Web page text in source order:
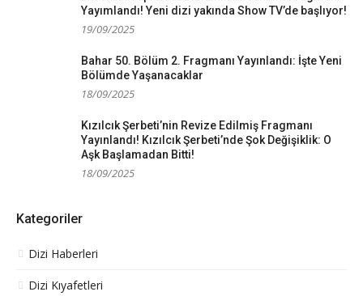
Yayımlandı! Yeni dizi yakında Show TV’de başlıyor!
19/09/2025
Bahar 50. Bölüm 2. Fragmanı Yayınlandı: İşte Yeni
Bölümde Yaşanacaklar
18/09/2025
Kızılcık Şerbeti’nin Revize Edilmiş Fragmanı
Yayınlandı! Kızılcık Şerbeti’nde Şok Değişiklik: O
Aşk Başlamadan Bitti!
18/09/2025
Kategoriler
Dizi Haberleri
Dizi Kıyafetleri